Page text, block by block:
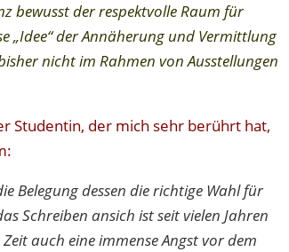
bewusst der respektvolle Raum für
„Idee“ der Annäherung und Vermittlung
nicht im Rahmen von Ausstellungen
Studentin, der mich sehr berührt hat,
Belegung dessen die richtige Wahl für
Schreiben ansich ist seit vielen Jahren
auch eine immense Angst vor dem